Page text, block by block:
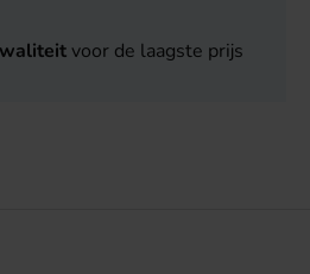
voor de laagste prijs